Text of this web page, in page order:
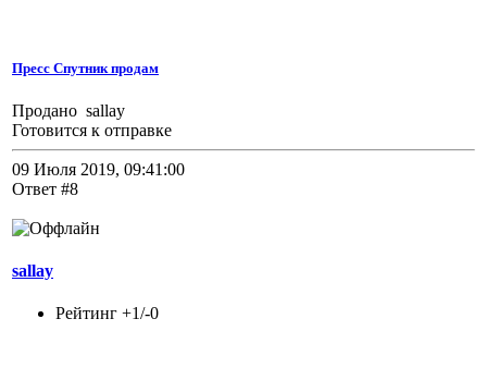
Пресс Спутник продам
Продано sallay
Готовится к отправке
09 Июля 2019, 09:41:00
Ответ #8
sallay
Рейтинг +1/-0